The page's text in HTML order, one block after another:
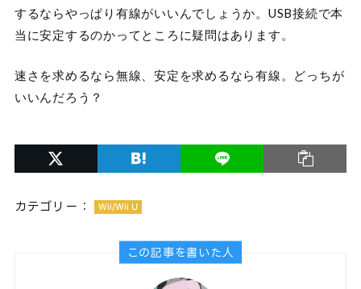
するならやっぱり有線がいいんでしょうか。USB接続で本
当に安定するのかってところに疑問はあります。
速さを求めるなら無線、安定を求めるなら有線。どっちが
いいんだろう？
カテゴリー： Wii/Wii U
この記事を書いた人